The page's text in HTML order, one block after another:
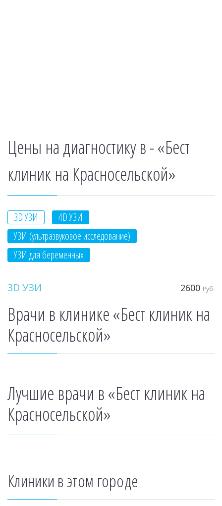
Цены на диагностику в - «Бест
клиник на Красносельской»
3D УЗИ
4D УЗИ
УЗИ (ультразвуковое исследование)
УЗИ для беременных
3D УЗИ 2600 Руб.
Врачи в клинике «Бест клиник на
Красносельской»
Лучшие врачи в «Бест клиник на
Красносельской»
Клиники в этом городе